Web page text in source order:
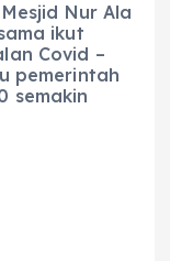
Nur Ala
ikut
Covid –
pemerintah
semakin